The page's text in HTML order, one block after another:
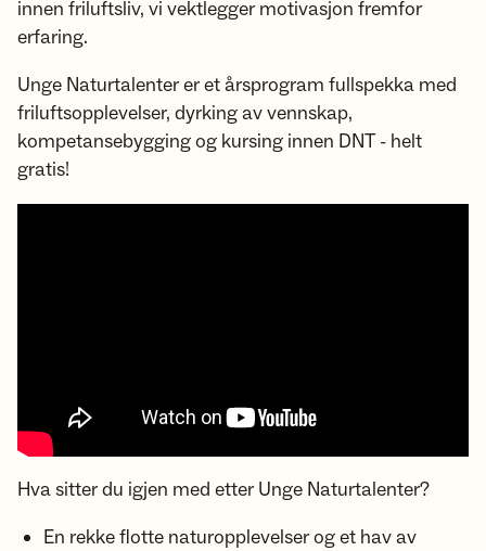
innen friluftsliv, vi vektlegger motivasjon fremfor
erfaring.
Unge Naturtalenter er et årsprogram fullspekka med
friluftsopplevelser, dyrking av vennskap,
kompetansebygging og kursing innen DNT - helt
gratis!
Hva sitter du igjen med etter Unge Naturtalenter?
En rekke flotte naturopplevelser og et hav av